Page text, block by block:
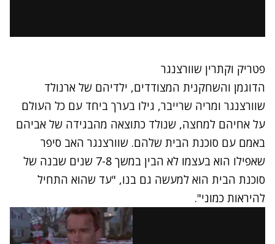
פטריק וקתרין שוורצנגר
הדוגמן והשחקנית המצודדים, ילדיהם של ארנולד
שוורצנגר ומריה שרייבר, גילו בערך ביחד עם כל העולם
על אחיהם למחצה, שנולד כתוצאה מהבגידה של אביהם
באמם עם סוכנת הבית שלהם. שוורצנגר האב סיפר
שאפילו הוא בעצמו לא הבין במשך 7-8 שנים שבנה של
סוכנת הבית הוא למעשה גם בנו, "עד שהוא התחיל
להיראות כמוני".